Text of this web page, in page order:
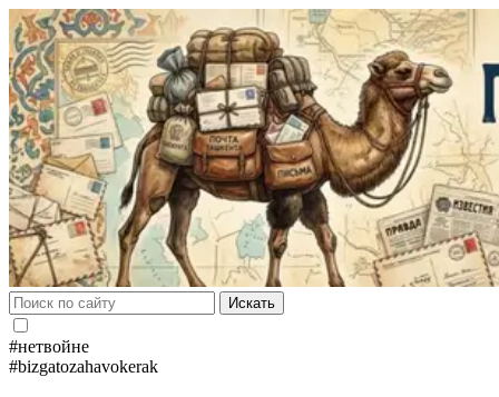
Искать
#нетвойне
#bizgatozahavokerak